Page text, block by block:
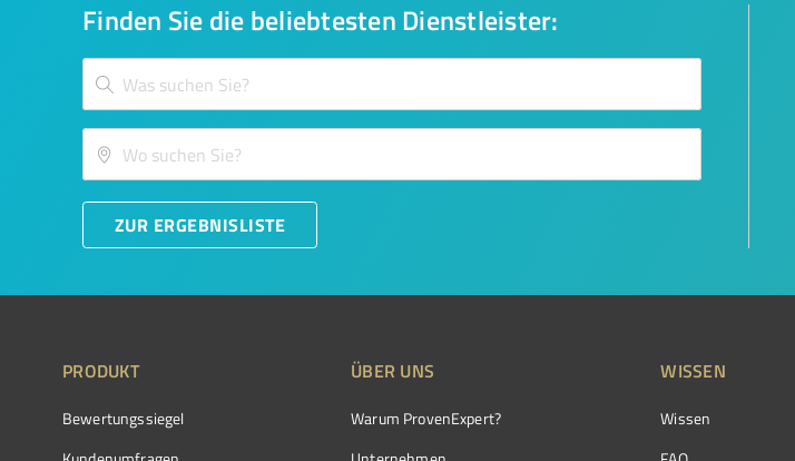
Finden Sie die beliebtesten Dienstleister:
ZUR ERGEBNISLISTE
PRODUKT
Bewertungssiegel
ÜBER UNS
Warum ProvenExpert?
WISSEN
Wissen